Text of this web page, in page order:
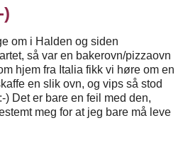
om i Halden og siden
så var en bakerovn/pizzaovn
hjem fra Italia fikk vi høre om en
en slik ovn, og vips så stod
) Det er bare en feil med den,
meg for at jeg bare må leve